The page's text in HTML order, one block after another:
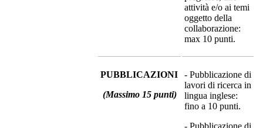
attività e/o ai temi
oggetto della
collaborazione:
max 10 punti.
PUBBLICAZIONI
(Massimo 15 punti)
- Pubblicazione di
lavori di ricerca in
lingua inglese:
fino a 10 punti.